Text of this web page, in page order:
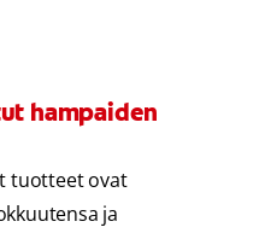
hampaiden
tuotteet ovat
ja